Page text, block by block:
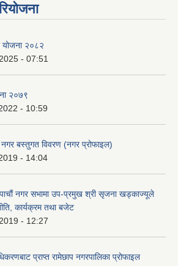
योजना २०८२
- 07:51
२०७९
- 10:59
नगर बस्तुगत विवरण (नगर प्रोफाइल)
- 14:04
नगर सभामा उप-प्रमुख श्री सृजना खड्काज्यूले
कार्यक्रम तथा बजेट
- 12:27
प्राप्त रामेछाप नगरपालिका प्रोफाइल